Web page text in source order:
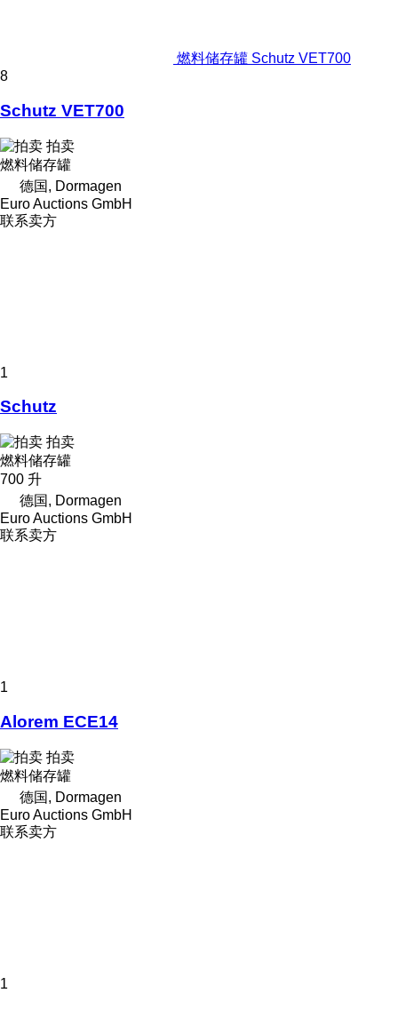
燃料储存罐 Schutz VET700
8
Schutz VET700
拍卖
燃料储存罐
德国, Dormagen
Euro Auctions GmbH
联系卖方
1
Schutz
拍卖
燃料储存罐
700 升
德国, Dormagen
Euro Auctions GmbH
联系卖方
1
Alorem ECE14
拍卖
燃料储存罐
德国, Dormagen
Euro Auctions GmbH
联系卖方
1